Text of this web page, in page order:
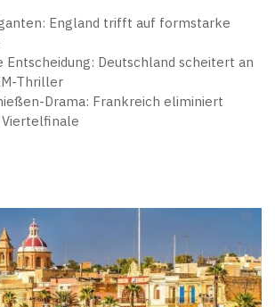
England trifft auf formstarke
Entscheidung: Deutschland scheitert an
Thriller
Drama: Frankreich eliminiert